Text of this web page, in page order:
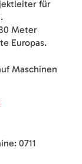
für
Meter
Europas.
Maschinen
0711